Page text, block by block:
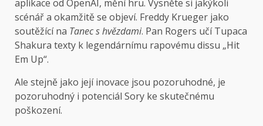
aplikace od OpenAI, mění hru. Vysněte si jakýkoli
scénář a okamžitě se objeví. Freddy Krueger jako
soutěžící na Tanec s hvězdami. Pan Rogers učí Tupaca
Shakura texty k legendárnímu rapovému dissu „Hit
Em Up“.
Ale stejně jako její inovace jsou pozoruhodné, je
pozoruhodný i potenciál Sory ke skutečnému
poškození.